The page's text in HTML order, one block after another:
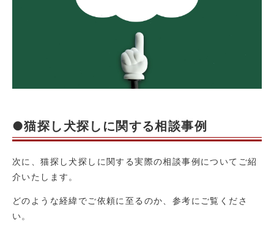
●猫探し犬探しに関する相談事例
次に、猫探し犬探しに関する実際の相談事例についてご紹
介いたします。
どのような経緯でご依頼に至るのか、参考にご覧くださ
い。